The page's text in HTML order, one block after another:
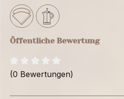
Öffentliche Bewertung
(0 Bewertungen)